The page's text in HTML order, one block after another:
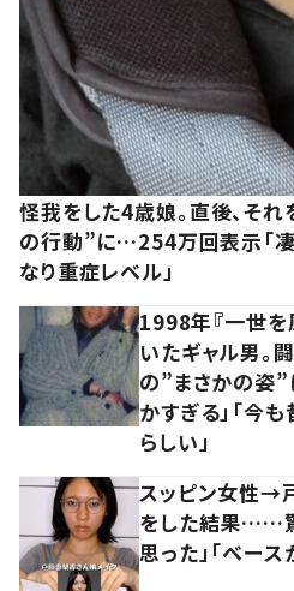
怪我をした4歳娘。直後、そ
の行動”に…254万回表示「凄
なり重症レベル」
1998年『一世を
いたギャル男。
の”まさかの姿”
かすぎる」「今
らしい」
スッピン女性→
をした結果……
思った」「ベース